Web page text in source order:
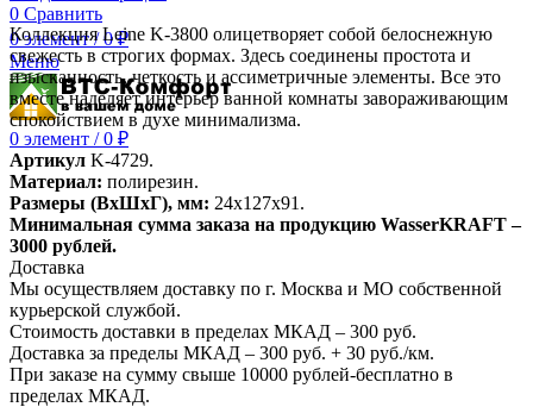
0 Сравнить
0элемент / 0₽
Меню
0 элемент / 0 ₽
Коллекция Leine K-3800 олицетворяет собой белоснежную
свежесть в строгих формах. Здесь соединены простота и
изысканность, четкость и ассиметричные элементы. Все это
вместе наделяет интерьер ванной комнаты завораживающим
спокойствием в духе минимализма.
Артикул K-4729.
Материал: полирезин.
Размеры (ВхШхГ), мм: 24х127х91.
Минимальная сумма заказа на продукцию WasserKRAFT –
3000 рублей.
Доставка
Мы осуществляем доставку по г. Москва и МО собственной
курьерской службой.
Стоимость доставки в пределах МКАД – 300 руб.
Доставка за пределы МКАД – 300 руб. + 30 руб./км.
При заказе на сумму свыше 10000 рублей-бесплатно в
пределах МКАД.